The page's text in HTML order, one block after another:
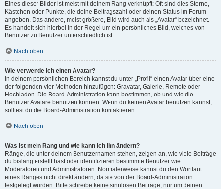
Eines dieser Bilder ist meist mit deinem Rang verknüpft: Oft sind dies Sterne,
Kästchen oder Punkte, die deine Beitragszahl oder deinen Status im Forum
angeben. Das andere, meist größere, Bild wird auch als „Avatar“ bezeichnet.
Es handelt sich hierbei in der Regel um ein persönliches Bild, welches von
Benutzer zu Benutzer unterschiedlich ist.
Nach oben
Wie verwende ich einen Avatar?
In deinem persönlichen Bereich kannst du unter „Profil“ einen Avatar über eine
der folgenden vier Methoden hinzufügen: Gravatar, Galerie, Remote oder
Hochladen. Die Board-Administration kann bestimmen, ob und wie die
Benutzer Avatare benutzen können. Wenn du keinen Avatar benutzen kannst,
solltest du die Board-Administration kontaktieren.
Nach oben
Was ist mein Rang und wie kann ich ihn ändern?
Ränge, die unter deinem Benutzernamen stehen, zeigen an, wie viele Beiträge
du bislang erstellt hast oder identifizieren bestimmte Benutzer wie
Moderatoren und Administratoren. Normalerweise kannst du den Wortlaut
eines Ranges nicht direkt ändern, da sie von der Board-Administration
festgelegt wurden. Bitte schreibe keine sinnlosen Beiträge, nur um deinen